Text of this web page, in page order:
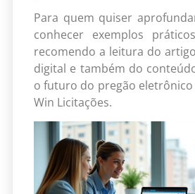
Para quem quiser
conhecer exemplos
recomendo a leitura do
digital e também do
o futuro do pregão
Win Licitações.